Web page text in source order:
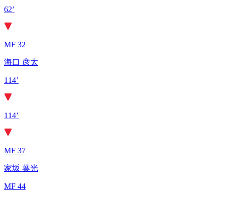
62’
MF 32
海口 彦太
114’
114’
MF 37
家坂 葉光
MF 44